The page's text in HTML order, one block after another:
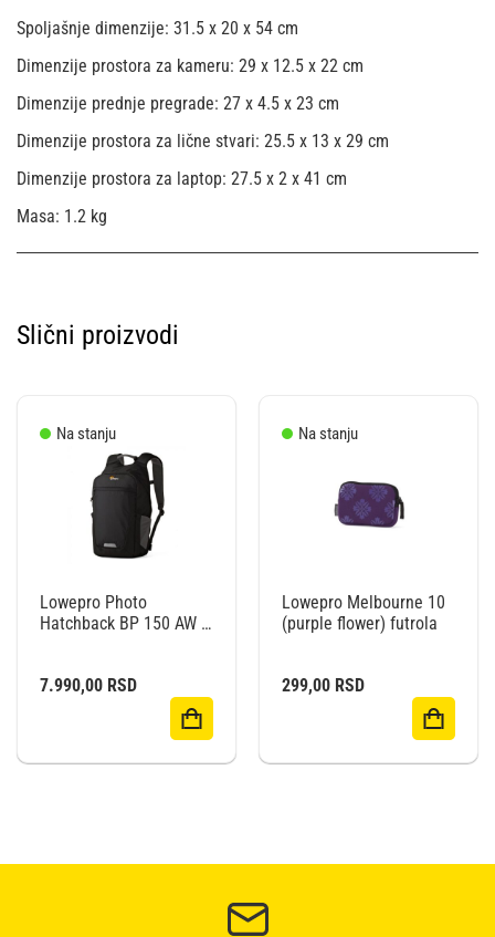
Spoljašnje dimenzije: 31.5 x 20 x 54 cm
Dimenzije prostora za kameru: 29 x 12.5 x 22 cm
Dimenzije prednje pregrade: 27 x 4.5 x 23 cm
Dimenzije prostora za lične stvari: 25.5 x 13 x 29 cm
Dimenzije prostora za laptop: 27.5 x 2 x 41 cm
Masa: 1.2 kg
Slični proizvodi
Na stanju
Lowepro Photo
Hatchback BP 150 AW II
7.990,00 RSD
Na stanju
Lowepro Melbourne 10
(purple flower) futrola
299,00 RSD